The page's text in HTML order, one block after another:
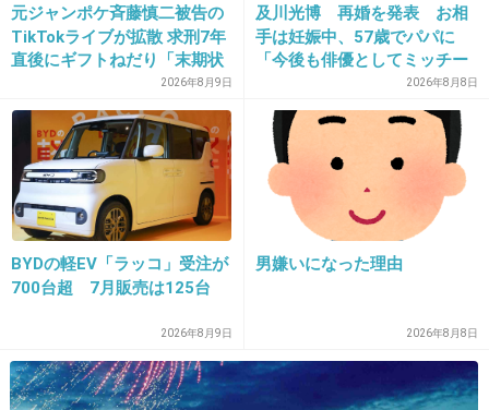
22. 匿名2026/06/02(火) 14:33:15
>>1
10年ってアバウトすぎない？
-13
23. 匿名2026/06/02(火) 14:33:21
24. 匿名2026/06/02(火) 14:33:21
元ジャンポケ斉藤慎二被告の
TikTokライブが拡散 求刑7年
直後にギフトねだり「末期状
2026年8月9日
及川光博 再婚を発表 お相
手は妊娠中、57歳でパパに
「今後も俳優としてミッチー
2026年8月8日
BYDの軽EV「ラッコ」受注が
700台超 7月販売は125台
2026年8月9日
男嫌いになった理由
2026年8月8日